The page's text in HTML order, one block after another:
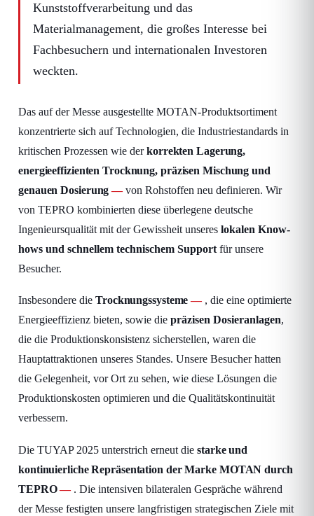
Kunststoffverarbeitung und das
Materialmanagement, die großes Interesse bei
Fachbesuchern und internationalen Investoren
weckten.
Das auf der Messe ausgestellte MOTAN-Produktsortiment
konzentrierte sich auf Technologien, die Industriestandards in
kritischen Prozessen wie derkorrekten Lagerung,
energieeffizienten Trocknung, präzisen Mischung und
genauen Dosierung
von Rohstoffen neu definieren. Wir
von TEPRO kombinierten diese überlegene deutsche
Ingenieursqualität mit der Gewissheit unseres lokalen Know-
hows und schnellem technischem Support für unsere
Besucher.
Insbesondere die Trocknungssysteme
, die eine optimierte
Energieeffizienz bieten, sowie die präzisen Dosieranlagen,
die die Produktionskonsistenz sicherstellen, waren die
Hauptattraktionen unseres Standes. Unsere Besucher hatten
die Gelegenheit, vor Ort zu sehen, wie diese Lösungen die
Produktionskosten optimieren und die Qualitätskontinuität
verbessern.
Die TUYAP 2025 unterstrich erneut die starke und
kontinuierliche Repräsentation der Marke MOTAN durch
TEPRO
. Die intensiven bilateralen Gespräche während
der Messe festigten unsere langfristigen strategischen Ziele mit